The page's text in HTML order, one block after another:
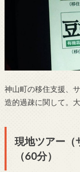
神山町の移住支援、
造的過疎に関して。
現地ツアー（
（60分）